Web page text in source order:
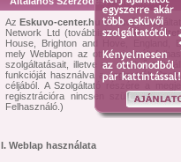
AzEskuvo-center.hu
esküvői
Network Ltd (továbbiakban:
House, Brighton and Hove, England,
mely Weblapon az ott regisztrált
szolgáltatásait, illetve az esküvő előtt
funkcióját használva a regisztrált
céljából. A Szolgáltató részére a
regisztrációra nincsen szükség.
Felhasználó.)
I. Weblap használata